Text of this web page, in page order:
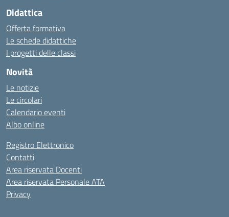
Didattica
Offerta formativa
Le schede didattiche
I progetti delle classi
Novità
Le notizie
Le circolari
Calendario eventi
Albo online
Registro Elettronico
Contatti
Area riservata Docenti
Area riservata Personale ATA
Privacy